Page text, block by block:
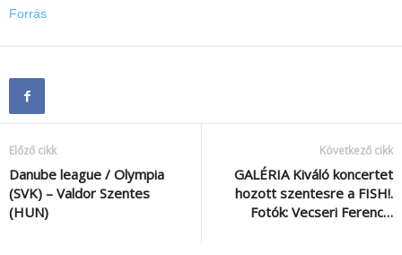
Forrás
Előző cikk
Danube league / Olympia
(SVK) – Valdor Szentes
(HUN)
Következő cikk
GALÉRIA Kiváló koncertet
hozott szentesre a FISH!.
Fotók: Vecseri Ferenc…